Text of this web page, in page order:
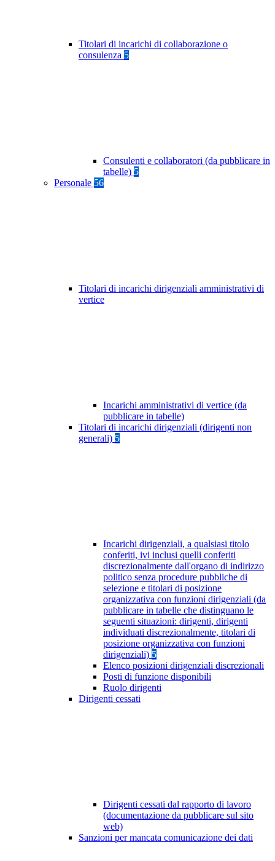
Titolari di incarichi di collaborazione o
consulenza 5
Consulenti e collaboratori (da pubblicare in
tabelle) 5
Personale 56
Titolari di incarichi dirigenziali amministrativi di
vertice
Incarichi amministrativi di vertice (da
pubblicare in tabelle)
Titolari di incarichi dirigenziali (dirigenti non
generali) 5
Incarichi dirigenziali, a qualsiasi titolo
conferiti, ivi inclusi quelli conferiti
discrezionalmente dall'organo di indirizzo
politico senza procedure pubbliche di
selezione e titolari di posizione
organizzativa con funzioni dirigenziali (da
pubblicare in tabelle che distinguano le
seguenti situazioni: dirigenti, dirigenti
individuati discrezionalmente, titolari di
posizione organizzativa con funzioni
dirigenziali) 5
Elenco posizioni dirigenziali discrezionali
Posti di funzione disponibili
Ruolo dirigenti
Dirigenti cessati
Dirigenti cessati dal rapporto di lavoro
(documentazione da pubblicare sul sito
web)
Sanzioni per mancata comunicazione dei dati